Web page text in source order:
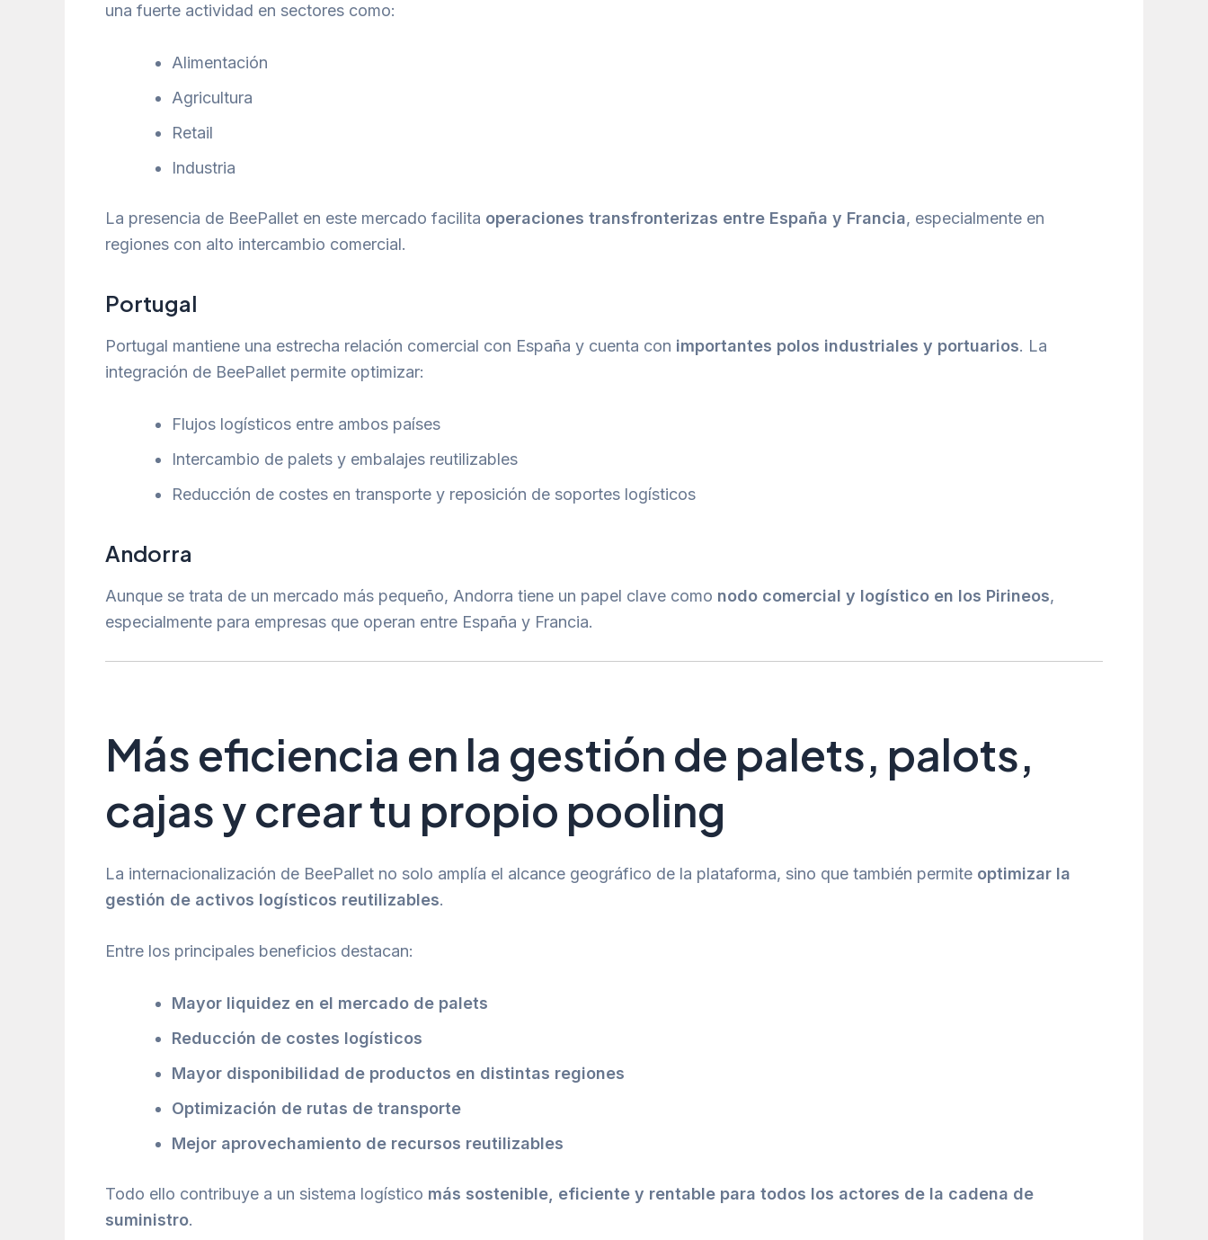
una fuerte actividad en sectores como:
Alimentación
Agricultura
Retail
Industria
La presencia de BeePallet en este mercado facilita operaciones transfronterizas entre España y Francia, especialmente en
regiones con alto intercambio comercial.
Portugal
Portugal mantiene una estrecha relación comercial con España y cuenta con importantes polos industriales y portuarios. La
integración de BeePallet permite optimizar:
Flujos logísticos entre ambos países
Intercambio de palets y embalajes reutilizables
Reducción de costes en transporte y reposición de soportes logísticos
Andorra
Aunque se trata de un mercado más pequeño, Andorra tiene un papel clave como nodo comercial y logístico en los Pirineos,
especialmente para empresas que operan entre España y Francia.
Más eficiencia en la gestión de palets, palots,
cajas ycrear tu propio pooling
La internacionalización de BeePallet no solo amplía el alcance geográfico de la plataforma, sino que también permite optimizar la
gestión de activos logísticos reutilizables.
Entre los principales beneficios destacan:
Mayor liquidez en el mercado de palets
Reducción de costes logísticos
Mayor disponibilidad de productos en distintas regiones
Optimización de rutas de transporte
Mejor aprovechamiento de recursos reutilizables
Todo ello contribuye a un sistema logístico más sostenible, eficiente y rentable para todos los actores de la cadena de
suministro.